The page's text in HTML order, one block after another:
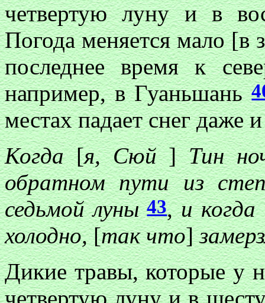
четвертую луну и в
Погода меняется мало [в
последнее время к
например, в Гуаньшань
местах падает снег даже
Когда[я, Сюй]Тин
обратном пути из
седьмой луны43,и когда
холодно,[так что]
Дикие травы, которые у